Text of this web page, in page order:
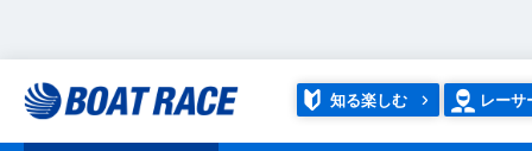
知る楽しむ レーサ